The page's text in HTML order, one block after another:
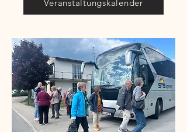
Veranstaltungskalender